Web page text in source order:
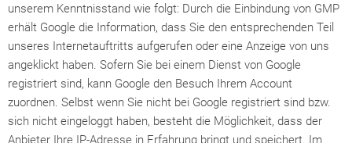
unserem Kenntnisstand wie folgt: Durch die Einbindung von GMP
erhält Google die Information, dass Sie den entsprechenden Teil
unseres Internetauftritts aufgerufen oder eine Anzeige von uns
angeklickt haben. Sofern Sie bei einem Dienst von Google
registriert sind, kann Google den Besuch Ihrem Account
zuordnen. Selbst wenn Sie nicht bei Google registriert sind bzw.
sich nicht eingeloggt haben, besteht die Möglichkeit, dass der
Anbieter Ihre IP-Adresse in Erfahrung bringt und speichert. Im